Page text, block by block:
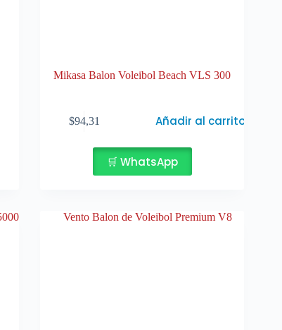
Mikasa Balon Voleibol Beach VLS 300
$94,31 Añadir al carrito
🛒 WhatsApp